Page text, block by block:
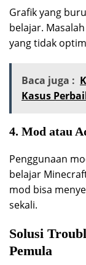
Grafik yang
belajar.
yang tidak
Baca juga :
Kasus
4. Mod atau
Penggunaan
belajar
mod bisa
sekali.
Solusi
Pemula